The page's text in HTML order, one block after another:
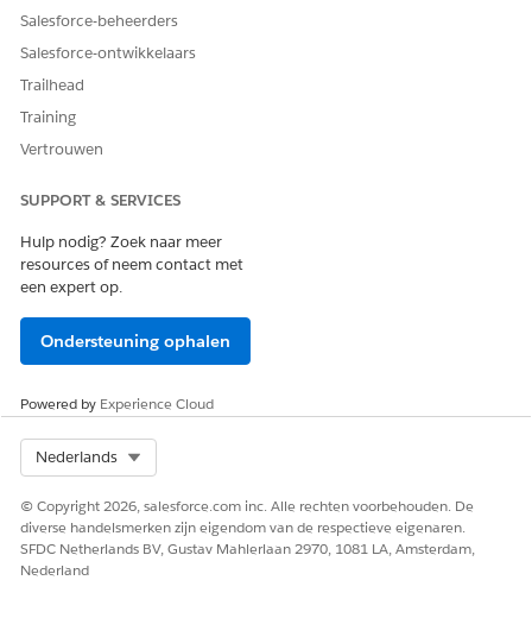
Salesforce-beheerders
Salesforce-ontwikkelaars
Trailhead
Training
Vertrouwen
SUPPORT & SERVICES
Hulp nodig? Zoek naar meer
resources of neem contact met
een expert op.
Ondersteuning ophalen
Powered by Experience Cloud
Nederlands
© Copyright 2026, salesforce.com inc. Alle rechten voorbehouden. De
diverse handelsmerken zijn eigendom van de respectieve eigenaren.
SFDC Netherlands BV, Gustav Mahlerlaan 2970, 1081 LA, Amsterdam,
Nederland